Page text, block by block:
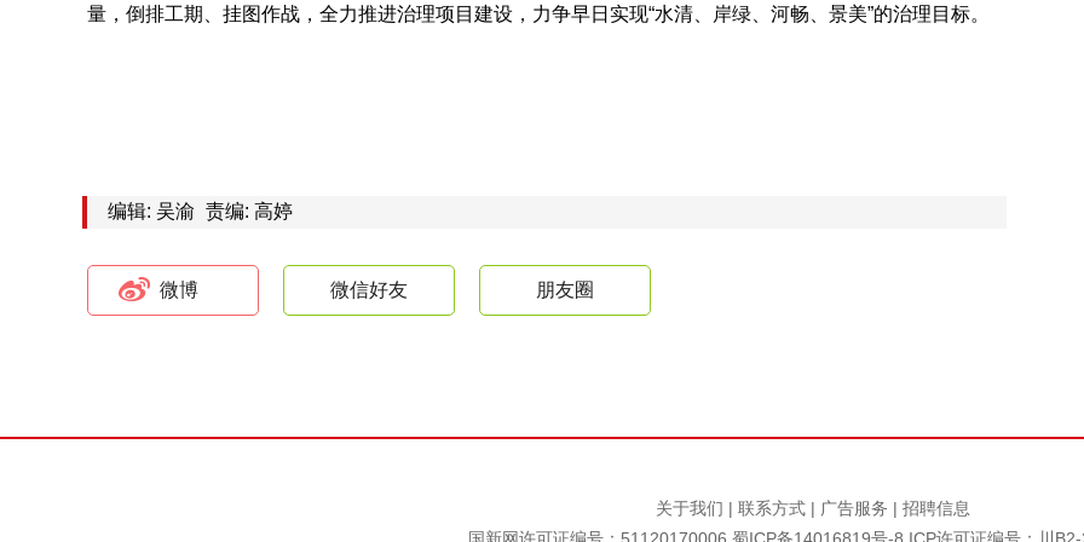
量，倒排工期、挂图作战，全力推进治理项目建设，力争早日实现“水清、岸绿、河畅、景美”的治理目标。
编辑: 吴渝 责编: 高婷
微博 微信好友 朋友圈
关于我们 | 联系方式 | 广告服务 | 招聘信息